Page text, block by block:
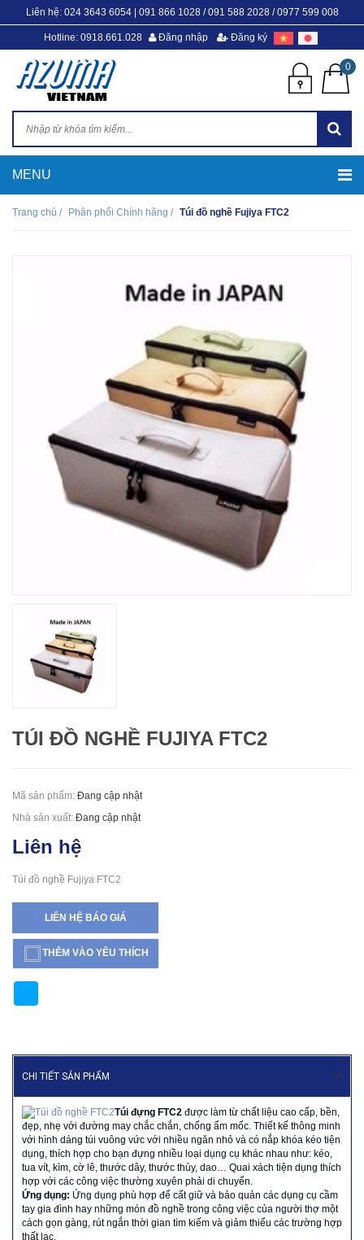
Liên hệ: 024 3643 6054| 091 866 1028 / 091 588 2028 / 0977 599 008
Hotline: 0918.661.028 Đăng nhập Đăng ký
0
Trang chủ / Phân phối Chính hãng / Túi đồ nghề Fujiya FTC2
TÚI ĐỒ NGHỀ FUJIYA FTC2
Mã sản phẩm: Đang cập nhật
Nhà sản xuất: Đang cập nhật
Liên hệ
Túi đồ nghề Fujiya FTC2
LIÊN HỆ BÁO GIÁ
THÊM VÀO YÊU THÍCH
CHI TIẾT SẢN PHẨM
Túi đựng FTC2 được làm từ chất liệu cao cấp, bền,
đẹp, nhẹ với đường may chắc chắn, chống ẩm mốc. Thiết kế thông minh
với hình dáng túi vuông vức với nhiều ngăn nhỏ và có nắp khóa kéo tiện
dụng, thích hợp cho bạn đựng nhiều loại dụng cụ khác nhau như: kéo,
tua vít, kìm, cờ lê, thước dây, thước thủy, dao… Quai xách tiện dụng thích
hợp với các công việc thường xuyên phải di chuyển.
Ứng dụng: Ứng dụng phù hợp để cất giữ và bảo quản các dụng cụ cầm
tay gia đình hay những món đồ nghề trong công việc của người thợ một
cách gọn gàng, rút ngắn thời gian tìm kiếm và giảm thiểu các trường hợp
thất lạc.